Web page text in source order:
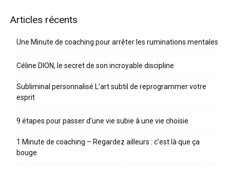
Articles récents
Une Minute de coaching pour arrêter les ruminations mentales
Céline DION, le secret de son incroyable discipline
Subliminal personnalisé L’art subtil de reprogrammer votre
esprit
9 étapes pour passer d’une vie subie à une vie choisie
1 Minute de coaching – Regardez ailleurs : c’est là que ça
bouge